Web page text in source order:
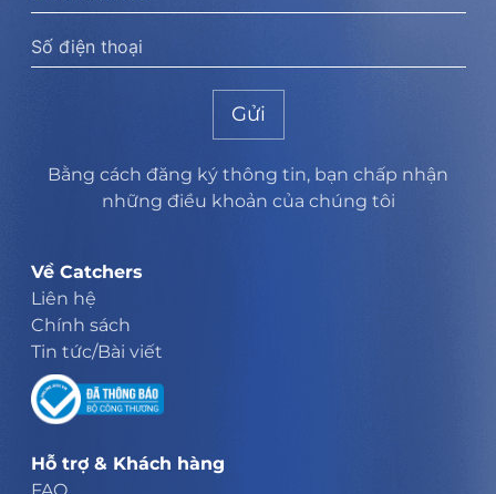
Gửi
Bằng cách đăng ký thông tin, bạn chấp nhận
những điều khoản của chúng tôi
Về Catchers
Liên hệ
Chính sách
Tin tức/Bài viết
Hỗ trợ & Khách hàng